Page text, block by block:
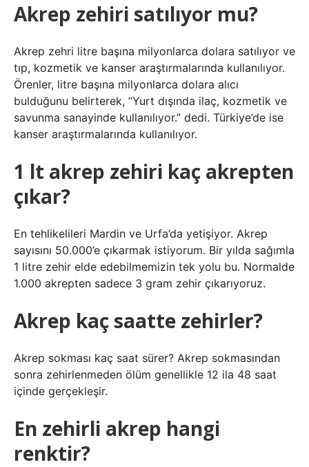
Akrep zehiri satılıyor mu?
Akrep zehri litre başına milyonlarca dolara satılıyor ve
tıp, kozmetik ve kanser araştırmalarında kullanılıyor.
Örenler, litre başına milyonlarca dolara alıcı
bulduğunu belirterek, “Yurt dışında ilaç, kozmetik ve
savunma sanayinde kullanılıyor.” dedi. Türkiye’de ise
kanser araştırmalarında kullanılıyor.
1 lt akrep zehiri kaç akrepten
çıkar?
En tehlikelileri Mardin ve Urfa’da yetişiyor. Akrep
sayısını 50.000’e çıkarmak istiyorum. Bir yılda sağımla
1 litre zehir elde edebilmemizin tek yolu bu. Normalde
1.000 akrepten sadece 3 gram zehir çıkarıyoruz.
Akrep kaç saatte zehirler?
Akrep sokması kaç saat sürer? Akrep sokmasından
sonra zehirlenmeden ölüm genellikle 12 ila 48 saat
içinde gerçekleşir.
En zehirli akrep hangi
renktir?